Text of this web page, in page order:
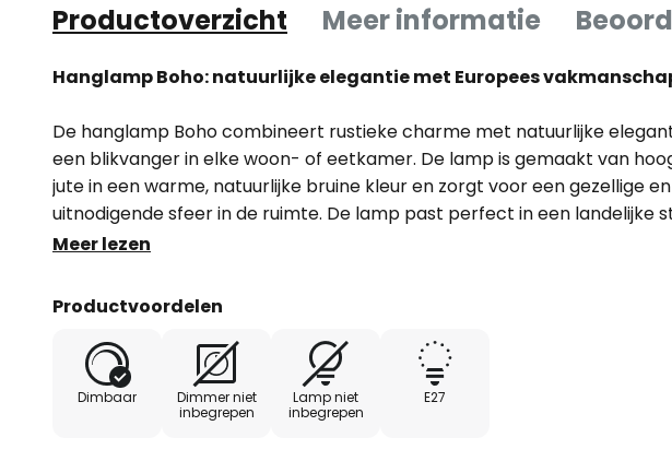
Productoverzicht Meer informatie
Hanglamp Boho: natuurlijke elegantie met Europees
De hanglamp Boho combineert rustieke charme met natuurlijke
een blikvanger in elke woon- of eetkamer. De lamp is gemaakt van
jute in een warme, natuurlijke bruine kleur en zorgt voor een gezellige en
uitnodigende sfeer in de ruimte. De lamp past perfect in een landelijke
harmonieus in verschillende interieurstijlen.
Een bijzonder kenmerk van de hanglamp Boho is de Europese productie,
externe dimmer maakt een flexibele aanpassing van de lichtintensiteit
om de gewenste sfeer te creëren. Of het nu in de woonkamer, de
eetkamer is, deze lamp zet stijlvolle accenten en benadrukt de
Meer lezen
Productvoordelen
Dimbaar
Dimmer niet
inbegrepen
Lamp niet
inbegrepen
E27